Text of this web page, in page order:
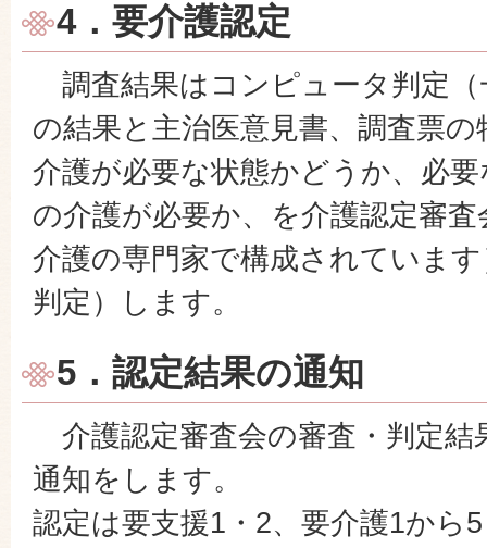
4．要介護認定
調査結果はコンピュータ判定（
の結果と主治医意見書、調査票
介護が必要な状態かどうか、必
の介護が必要か、を介護認定審
介護の専門家で構成されていま
判定）します。
5．認定結果の通知
介護認定審査会の審査・判定結
通知をします。
認定は要支援1・2、要介護1から